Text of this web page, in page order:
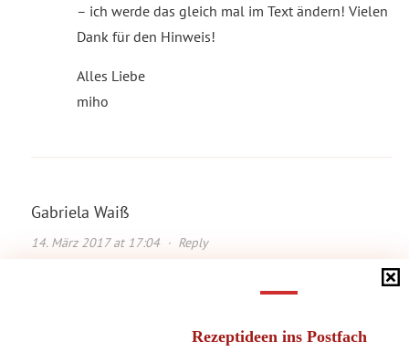
Rezeptideen ins Postfach
– ich werde das gleich mal im Text ändern! Vielen
Dank für den Hinweis!
Alles Liebe
miho
Gabriela Waiß
14. März 2017 at 17:04· Reply
ich liebe deine Rezepte und freue mich immer wenn ich
Köstlichkeiten nachzubacken/kochen.